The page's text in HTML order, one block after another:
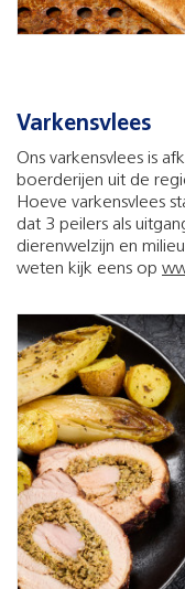
Varkensvlees
Ons varkensvlees is
boerderijen uit de
Hoeve varkensvlees
dat 3 peilers als
dierenwelzijn en
weten kijk eens op